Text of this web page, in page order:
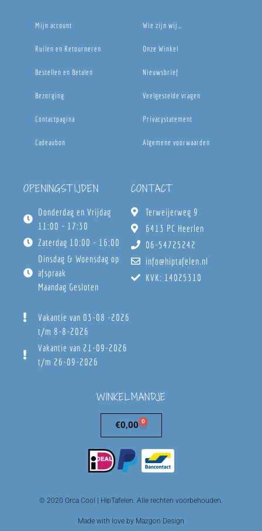
Mijn account
Ruilen en Retourneren
Bestellen en Betalen
Bezorging
Contactpagina
Cadeaubon
Wie zijn wij…
Onze Winkel
Nieuwsbrief
Veelgestelde vragen
Privacystatement
Algemene voorwaarden
OPENINGSTIJDEN
Donderdag en Vrijdag
11:00 - 17:30
Zaterdag 10:00 - 16:00
Dinsdag & Woensdag op
afspraak
Maandag Gesloten
Vakantie van 03-08 -2026
t/m 8-8-2026
Vakantie van 21-09-2026
t/m 26-09-2026
CONTACT
Terweijerweg 9
6413 PC Heerlen
06-54725242
info@hiptafelen.nl
KVK: 14025310
WINKELMANDJE
€0,00 0
© 2020 Orca Cool | HipTafelen. Alle rechten voorbehouden.
Made with love by Mazgon Design